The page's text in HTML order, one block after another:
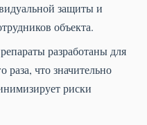
защиты и
объекта.
разработаны для
раза, что значительно
риски